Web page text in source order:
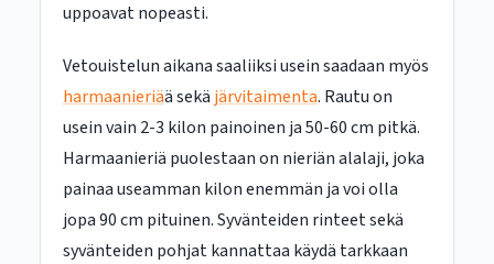
uppoavat nopeasti.
Vetouistelun aikana saaliiksi usein saadaan myös
harmaanieriää sekä järvitaimenta. Rautu on
usein vain 2-3 kilon painoinen ja 50-60 cm pitkä.
Harmaanieriä puolestaan on nieriän alalaji, joka
painaa useamman kilon enemmän ja voi olla
jopa 90 cm pituinen. Syvänteiden rinteet sekä
syvänteiden pohjat kannattaa käydä tarkkaan